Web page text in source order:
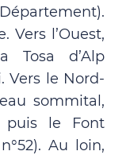
Vers l’Ouest,
Tosa d’Alp
Vers le Nord-
sommital,
puis le Font
Au loin,